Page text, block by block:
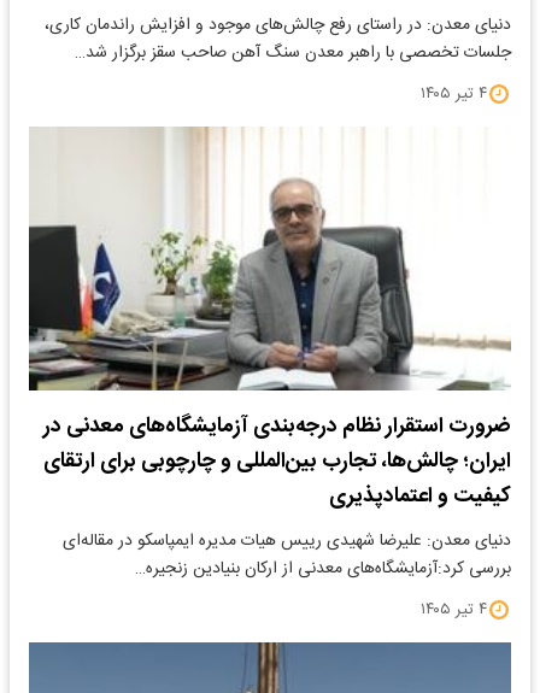
دنیای معدن: در راستای رفع چالش‌های موجود و افزایش راندمان کاری،
جلسات تخصصی با راهبر معدن سنگ آهن صاحب سقز برگزار شد…
۴ تیر ۱۴۰۵
ضرورت استقرار نظام درجه‌بندی آزمایشگاه‌های معدنی در
ایران؛ چالش‌ها، تجارب بین‌المللی و چارچوبی برای ارتقای
کیفیت و اعتمادپذیری
دنیای معدن: علیرضا شهیدی رییس هیات مدیره ایمپاسکو در مقاله‌ای
بررسی کرد:آزمایشگاه‌های معدنی از ارکان بنیادین زنجیره…
۴ تیر ۱۴۰۵